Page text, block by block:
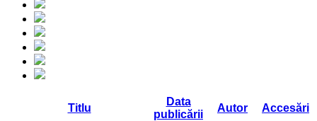
Titlu
Data
publicării
Autor Accesări